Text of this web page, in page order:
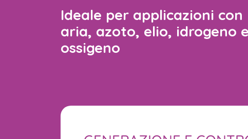
Ideale per applicazioni con
aria, azoto, elio, idrogeno e
ossigeno